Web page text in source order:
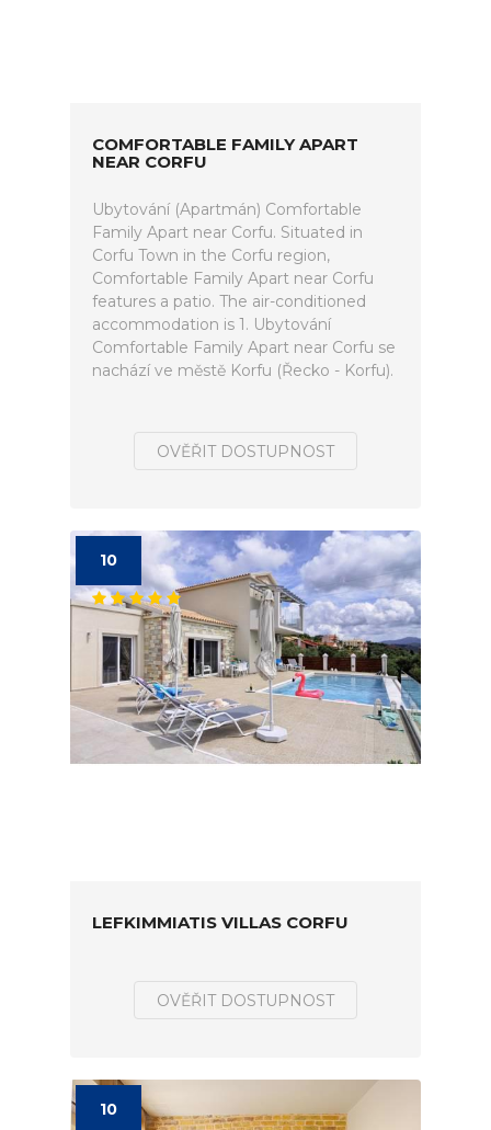
COMFORTABLE FAMILY APART
NEAR CORFU
Ubytování (Apartmán) Comfortable
Family Apart near Corfu. Situated in
Corfu Town in the Corfu region,
Comfortable Family Apart near Corfu
features a patio. The air-conditioned
accommodation is 1. Ubytování
Comfortable Family Apart near Corfu se
nachází ve městě Korfu (Řecko - Korfu).
OVĚŘIT DOSTUPNOST
10
LEFKIMMIATIS VILLAS CORFU
OVĚŘIT DOSTUPNOST
10